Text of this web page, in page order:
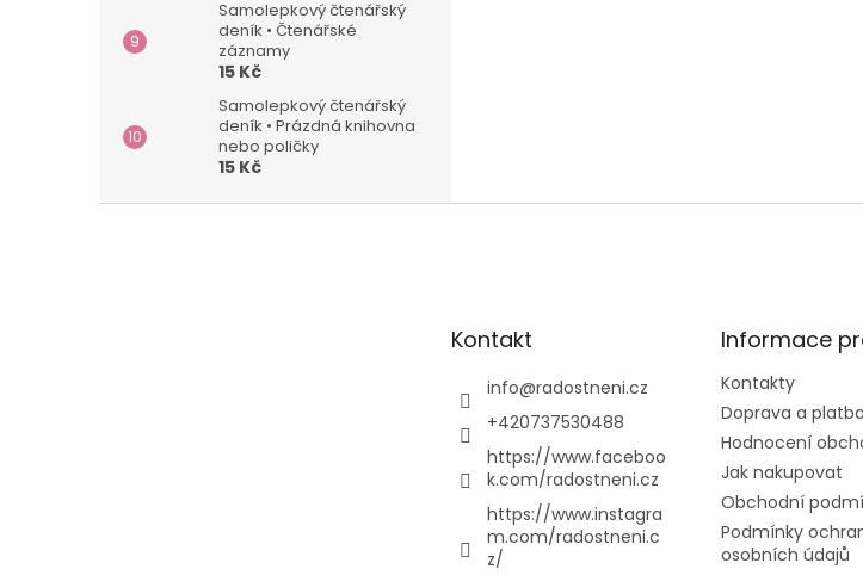
Samolepkový čtenářský
deník • Čtenářské
záznamy
15 Kč
Samolepkový čtenářský
deník • Prázdná knihovna
nebo poličky
15 Kč
Kontakt
info@radostneni.cz
+420737530488
https://www.faceboo
k.com/radostneni.cz
https://www.instagra
m.com/radostneni.c
z/
Informace
Kontakty
Doprava a platba
Hodnocení
Jak nakupovat
Obchodní
Podmínky
osobních údajů